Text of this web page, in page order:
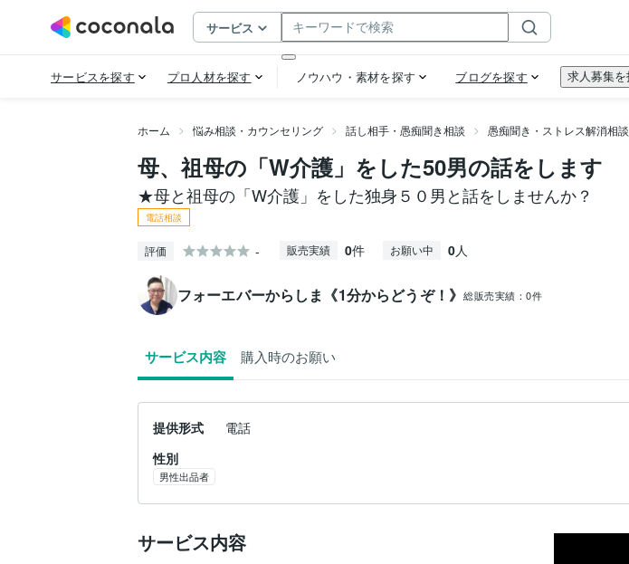
ホーム 悩み相談・カウンセリング 話し相手・愚痴聞き相談 愚痴聞き・ストレス解消相談
母、祖母の「W介護」をした50男の話をします
★母と祖母の「W介護」をした独身５０男と話をしませんか？
電話相談
評価 - 販売実績 0件 お願い中 0人
フォーエバーからしま《1分からどうぞ！》 総販売実績： 0件
サービス内容 購入時のお願い
提供形式
電話
性別
男性出品者
サービス内容